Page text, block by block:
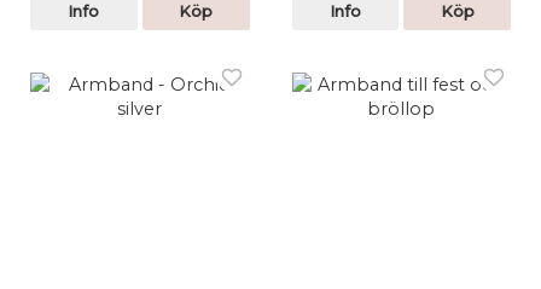
Info Köp Info Köp